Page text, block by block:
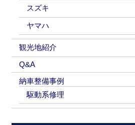
スズキ
ヤマハ
観光地紹介
Q&A
納車整備事例
駆動系修理